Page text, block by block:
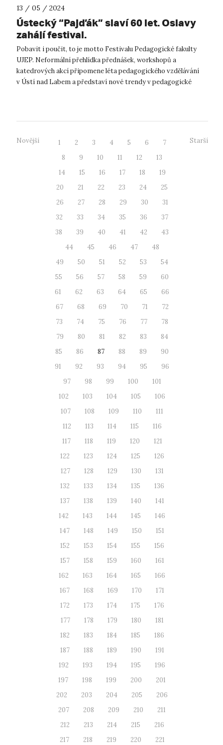
13 / 05 / 2024
Ústecký “Pajďák” slaví 60 let. Oslavy
zahájí festival.
Pobavit i poučit, to je motto Festivalu Pedagogické fakulty
UJEP. Neformální přehlídka přednášek, workshopů a
katedrových akcí připomene léta pedagogického vzdělávání
v Ústí nad Labem a představí nové trendy v pedagogické
Novější 1 2 3 4 5 6
7
8
9 10 11 12
13
14
15 16 17 18
19
20
21 22 23 24
25
26
27 28 29 30
31
32
33 34 35 36
37
38
39 40 41 42
43
44
45 46 47
48
49
50 51 52 53
54
55
56 57 58 59
60
61
62 63 64 65
66
67
68 69 70 71
72
73
74 75 76 77
78
79
80 81 82 83
84
85
86 87 88 89
90
91
92 93 94 95
96
97
98 99 100
101
102
103 104 105
106
107
108 109 110
111
112
113 114 115
116
117
118 119 120
121
122
123 124 125
126
127
128 129 130
131
132
133 134 135
136
137
138 139 140
141
142
143 144 145
146
147
148 149 150
151
152
153 154 155
156
157
158 159 160
161
162
163 164 165
166
167
168 169 170
171
172
173 174 175
176
177
178 179 180
181
182
183 184 185
186
187
188 189 190
191
192
193 194 195
196
197
198 199 200
201
202
203 204 205
206
207
208 209 210
211
212
213 214 215
216
217
218 219 220
221
Starší